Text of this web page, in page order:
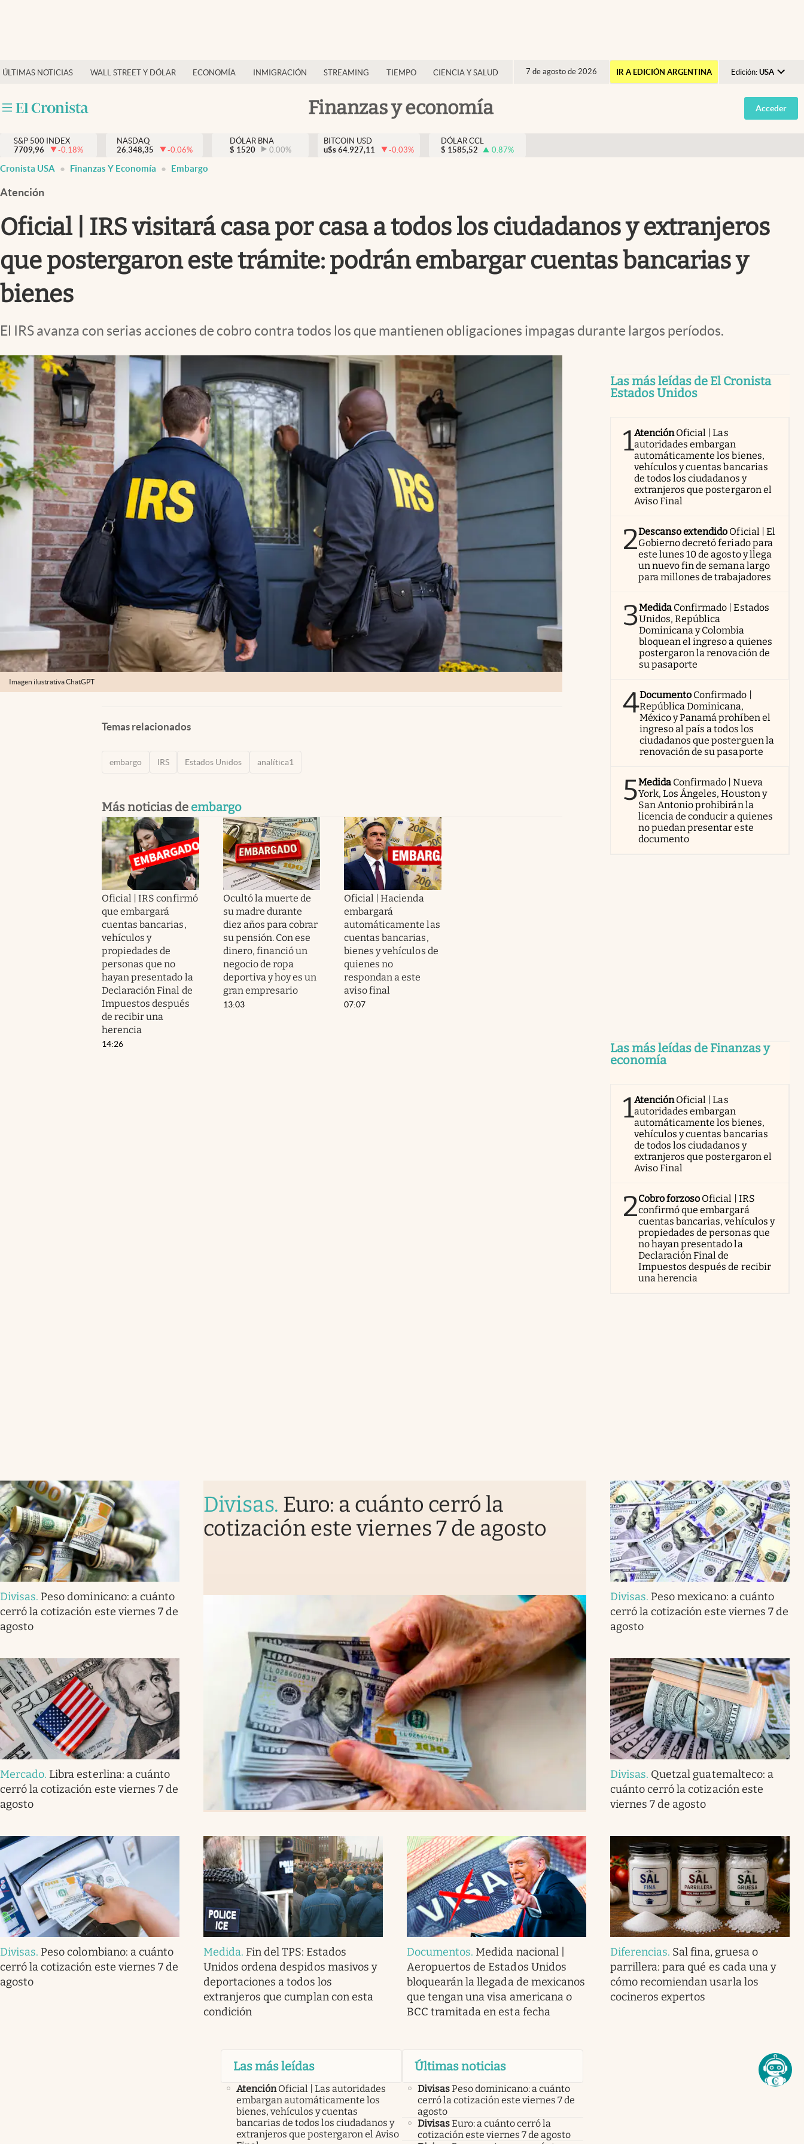
ÚLTIMAS NOTICIAS WALL STREET Y DÓLAR ECONOMÍA INMIGRACIÓN STREAMING TIEMPO CIENCIA Y SALUD 7 de agosto de 2026 IR A EDICIÓN ARGENTINA Edición: USA
Argentina
España
Finanzas y economía
Finanzas y economía
Inmigración
Trending
Streaming
Lifestyle
Acceder
S&P 500 INDEX
7709,96
-0.18%
NASDAQ
26.348,35
-0.06%
DÓLAR BNA
$ 1520 0.00%
BITCOIN USD
u$s 64.927,11 -0.03%
DÓLAR CCL
$ 1585,52 0.87%
Cronista USA Finanzas Y Economía Embargo
Atención
Oficial | IRS visitará casa por casa a todos los ciudadanos y extranjeros
que postergaron este trámite: podrán embargar cuentas bancarias y
bienes
El IRS avanza con serias acciones de cobro contra todos los que mantienen obligaciones impagas durante largos períodos.
Imagen ilustrativa ChatGPT
Temas relacionados
embargo IRS Estados Unidos analítica1
Más noticias de embargo
Oficial | IRS confirmó
que embargará
cuentas bancarias,
vehículos y
propiedades de
personas que no
hayan presentado la
Declaración Final de
Impuestos después
de recibir una
herencia
14:26
Ocultó la muerte de
su madre durante
diez años para cobrar
su pensión. Con ese
dinero, financió un
negocio de ropa
deportiva y hoy es un
gran empresario
13:03
Oficial | Hacienda
embargará
automáticamente las
cuentas bancarias,
bienes y vehículos de
quienes no
respondan a este
aviso final
07:07
Las más leídas de El Cronista
Estados Unidos
1AtenciónOficial | Las
autoridades embargan
automáticamente los bienes,
vehículos y cuentas bancarias
de todos los ciudadanos y
extranjeros que postergaron el
Aviso Final
2Descanso extendido Oficial | El
Gobierno decretó feriado para
este lunes 10 de agosto y llega
un nuevo fin de semana largo
para millones de trabajadores
3Medida Confirmado | Estados
Unidos, República
Dominicana y Colombia
bloquean el ingreso a quienes
postergaron la renovación de
su pasaporte
4Documento Confirmado |
República Dominicana,
México y Panamá prohíben el
ingreso al país a todos los
ciudadanos que posterguen la
renovación de su pasaporte
5Medida Confirmado | Nueva
York, Los Ángeles, Houston y
San Antonio prohibirán la
licencia de conducir a quienes
no puedan presentar este
documento
Las más leídas de Finanzas y
economía
1AtenciónOficial | Las
autoridades embargan
automáticamente los bienes,
vehículos y cuentas bancarias
de todos los ciudadanos y
extranjeros que postergaron el
Aviso Final
2Cobro forzoso Oficial | IRS
confirmó que embargará
cuentas bancarias, vehículos y
propiedades de personas que
no hayan presentado la
Declaración Final de
Impuestos después de recibir
una herencia
Divisas. Peso dominicano: a cuánto
cerró la cotización este viernes 7 de
agosto
Divisas. Euro: a cuánto cerró la
cotización este viernes 7 de agosto
Divisas. Peso mexicano: a cuánto
cerró la cotización este viernes 7 de
agosto
Mercado. Libra esterlina: a cuánto
cerró la cotización este viernes 7 de
agosto
Divisas. Quetzal guatemalteco: a
cuánto cerró la cotización este
viernes 7 de agosto
Divisas. Peso colombiano: a cuánto
cerró la cotización este viernes 7 de
agosto
Medida. Fin del TPS: Estados
Unidos ordena despidos masivos y
deportaciones a todos los
extranjeros que cumplan con esta
condición
Documentos. Medida nacional |
Aeropuertos de Estados Unidos
bloquearán la llegada de mexicanos
que tengan una visa americana o
BCC tramitada en esta fecha
Diferencias. Sal fina, gruesa o
parrillera: para qué es cada una y
cómo recomiendan usarla los
cocineros expertos
Las más leídas
Atención Oficial | Las autoridades
embargan automáticamente los
bienes, vehículos y cuentas
bancarias de todos los ciudadanos y
extranjeros que postergaron el Aviso
Últimas noticias
DivisasPeso dominicano: a cuánto
cerró la cotización este viernes 7 de
agosto
DivisasEuro: a cuánto cerró la
cotización este viernes 7 de agosto